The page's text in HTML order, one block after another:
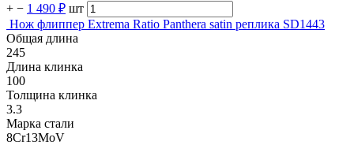
+ − 1 490 ₽ шт
Нож флиппер Extrema Ratio Panthera satin реплика SD1443
Общая длина
245
Длина клинка
100
Толщина клинка
3.3
Марка стали
8Cr13MoV